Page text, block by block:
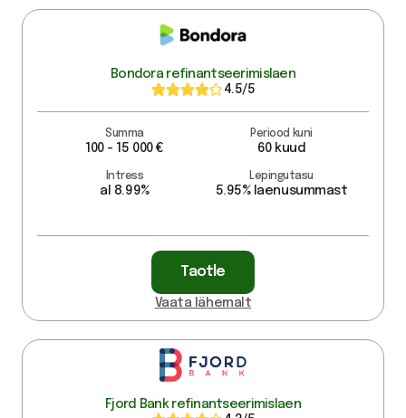
Bondora refinantseerimislaen
4.5/5
Summa
100 - 15 000 €
Periood kuni
60 kuud
Intress
al 8.99%
Lepingutasu
5.95% laenusummast
Taotle
Vaata lähemalt
Fjord Bank refinantseerimislaen